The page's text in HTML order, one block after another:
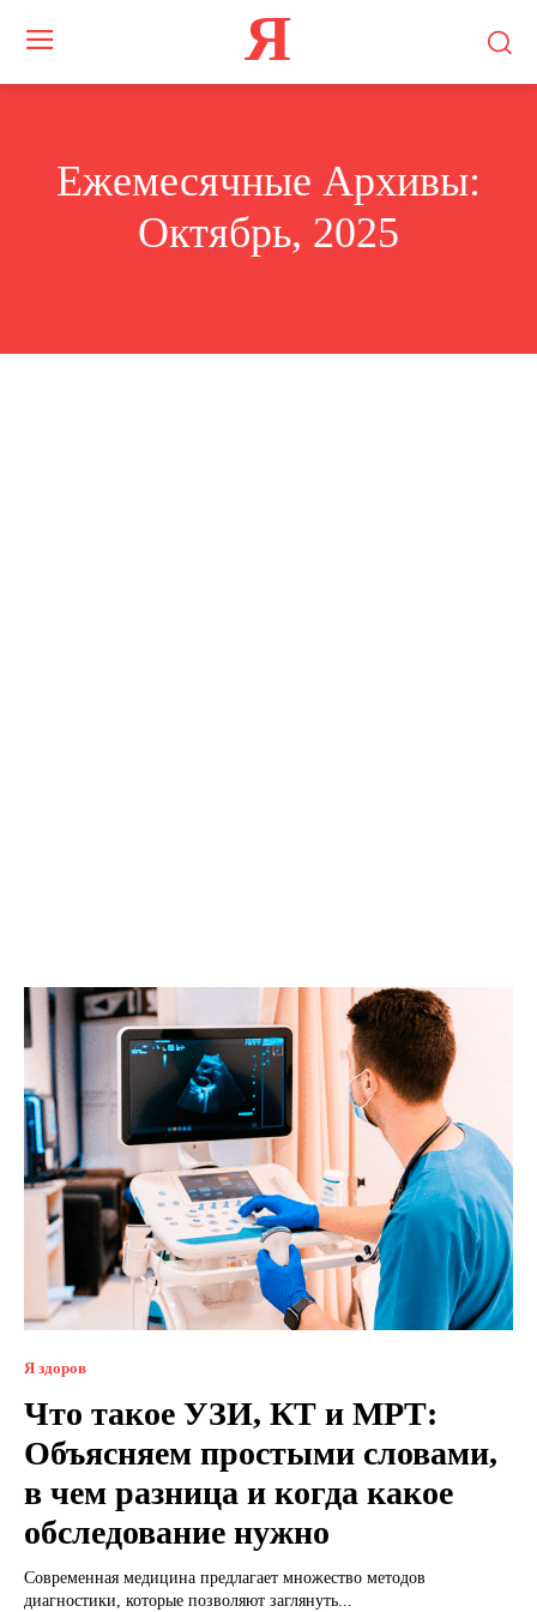
Я
Ежемесячные Архивы:
Октябрь, 2025
Я здоров
Что такое УЗИ, КТ и МРТ:
Объясняем простыми словами,
в чем разница и когда какое
обследование нужно
Современная медицина предлагает множество методов
диагностики, которые позволяют заглянуть...